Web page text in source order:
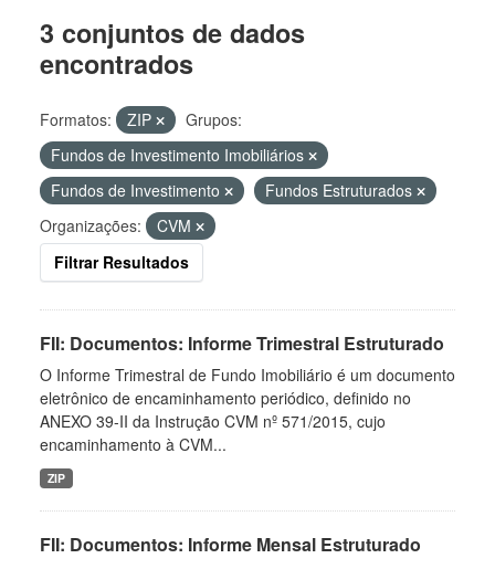
3 conjuntos de dados
encontrados
Formatos: ZIP
Grupos:
Fundos de Investimento Imobiliários
Fundos de Investimento
Fundos Estruturados
Organizações:
CVM
Filtrar Resultados
FII: Documentos: Informe Trimestral Estruturado
O Informe Trimestral de Fundo Imobiliário é um documento
eletrônico de encaminhamento periódico, definido no
ANEXO 39-II da Instrução CVM nº 571/2015, cujo
encaminhamento à CVM...
ZIP
FII: Documentos: Informe Mensal Estruturado